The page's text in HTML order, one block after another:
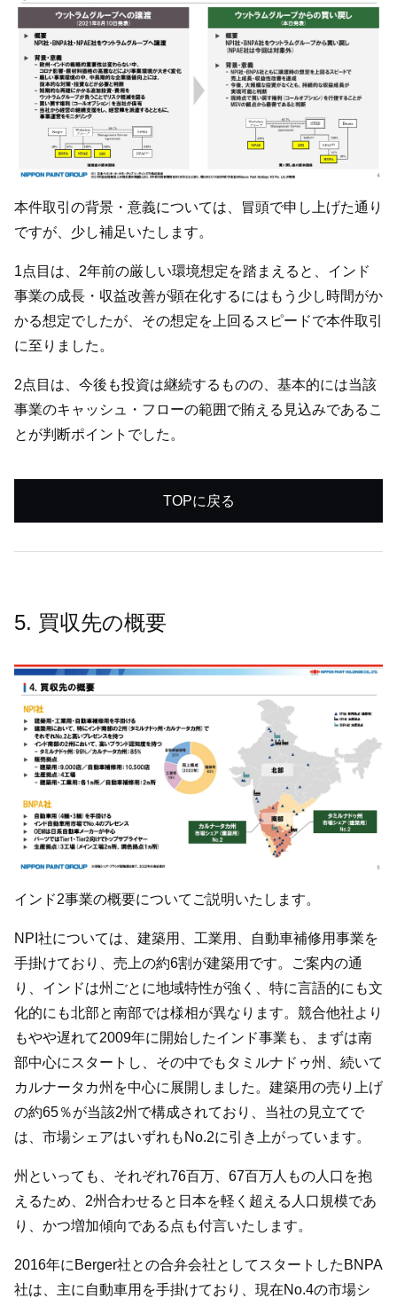
本件取引の背景・意義については、冒頭で申し上げた通り
ですが、少し補足いたします。
1点目は、2年前の厳しい環境想定を踏まえると、インド
事業の成長・収益改善が顕在化するにはもう少し時間がか
かる想定でしたが、その想定を上回るスピードで本件取引
に至りました。
2点目は、今後も投資は継続するものの、基本的には当該
事業のキャッシュ・フローの範囲で賄える見込みであるこ
とが判断ポイントでした。
TOPに戻る
5. 買収先の概要
インド2事業の概要についてご説明いたします。
NPI社については、建築用、工業用、自動車補修用事業を
手掛けており、売上の約6割が建築用です。ご案内の通
り、インドは州ごとに地域特性が強く、特に言語的にも文
化的にも北部と南部では様相が異なります。競合他社より
もやや遅れて2009年に開始したインド事業も、まずは南
部中心にスタートし、その中でもタミルナドゥ州、続いて
カルナータカ州を中心に展開しました。建築用の売り上げ
の約65％が当該2州で構成されており、当社の見立てで
は、市場シェアはいずれもNo.2に引き上がっています。
州といっても、それぞれ76百万、67百万人もの人口を抱
えるため、2州合わせると日本を軽く超える人口規模であ
り、かつ増加傾向である点も付言いたします。
2016年にBerger社との合弁会社としてスタートしたBNPA
社は、主に自動車用を手掛けており、現在No.4の市場シ